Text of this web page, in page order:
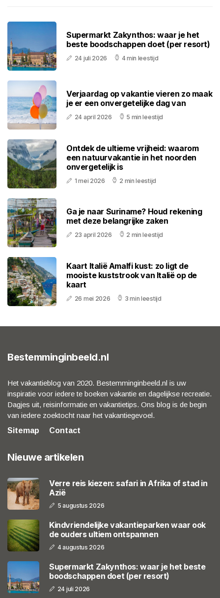
Supermarkt Zakynthos: waar je het
beste boodschappen doet (per resort)
24 juli 2026 4 min leestijd
Verjaardag op vakantie vieren zo maak
je er een onvergetelijke dag van
24 april 2026 5 min leestijd
Ontdek de ultieme vrijheid: waarom
een natuurvakantie in het noorden
onvergetelijk is
1 mei 2026 2 min leestijd
Ga je naar Suriname? Houd rekening
met deze belangrijke zaken
23 april 2026 2 min leestijd
Kaart Italië Amalfi kust: zo ligt de
mooiste kuststrook van Italië op de
kaart
26 mei 2026 3 min leestijd
Bestemminginbeeld.nl
Het vakantieblog van 2020. Bestemminginbeeld.nl is uw
inspiratie voor iedere te boeken vakantie en dagelijkse recreatie.
Dagjes uit, reisinformatie en vakantietips. Ons blog is de begin
van iedere zoektocht naar het vakantiegevoel.
Sitemap
Contact
Nieuwe artikelen
Verre reis kiezen: safari in Afrika of stad in
Azië
5 augustus 2026
Kindvriendelijke vakantieparken waar ook
de ouders ultiem ontspannen
4 augustus 2026
Supermarkt Zakynthos: waar je het beste
boodschappen doet (per resort)
24 juli 2026